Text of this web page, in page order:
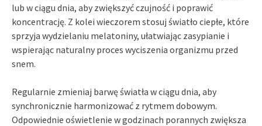
lub w ciągu dnia, aby zwiększyć czujność i poprawić
koncentrację. Z kolei wieczorem stosuj światło ciepłe, które
sprzyja wydzielaniu melatoniny, ułatwiając zasypianie i
wspierając naturalny proces wyciszenia organizmu przed
snem.
Regularnie zmieniaj barwę światła w ciągu dnia, aby
synchronicznie harmonizować z rytmem dobowym.
Odpowiednie oświetlenie w godzinach porannych zwiększa